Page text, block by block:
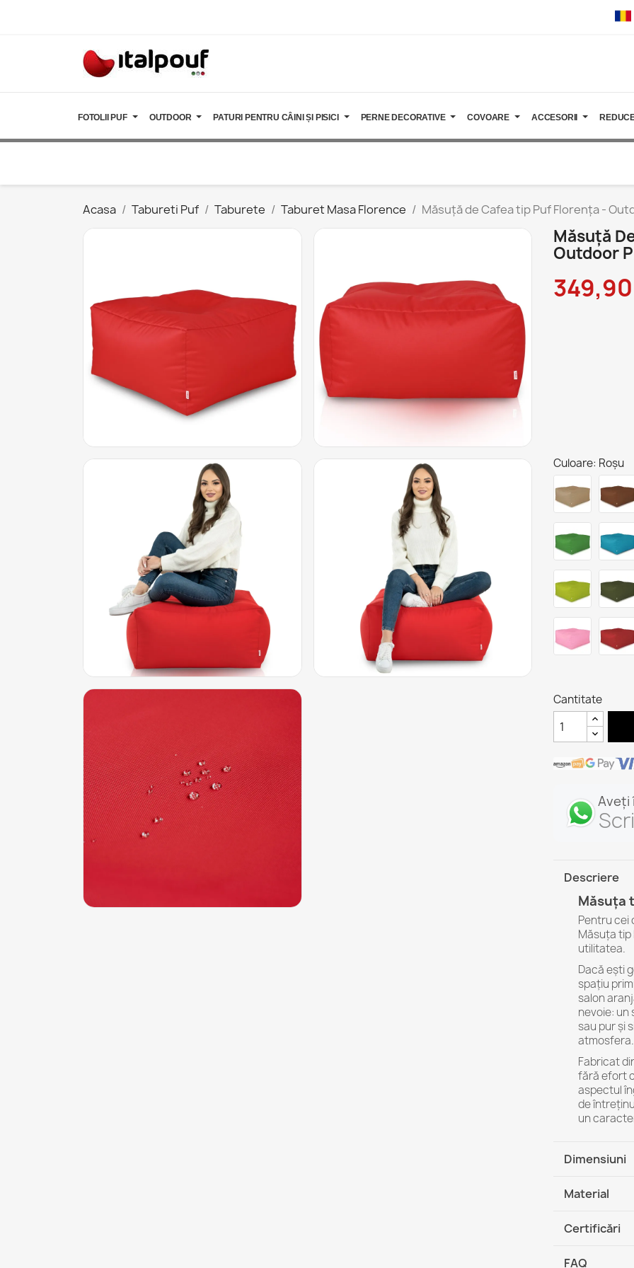
FOTOLII PUF OUTDOOR PATURI PENTRU CÂINI ȘI PISICI PERNE DECORATIVE COVOARE ACCESORII
Acasa Tabureti Puf Taburete Taburet Masa Florence Măsuță de Cafea tip Puf Florența -
Măsuță
Outdoor
Culoare: Roșu
Cantitate
Aveți
Descriere
Măsuța
Pentru cei
Măsuța
utilitatea.
Dacă ești
spațiu
salon
nevoie:
sau pur și
atmosfera.
Fabricat
fără efort
aspectul
de
un
Dimensiuni
Forma:
Garanție
Material
PES
Certificări
FAQ